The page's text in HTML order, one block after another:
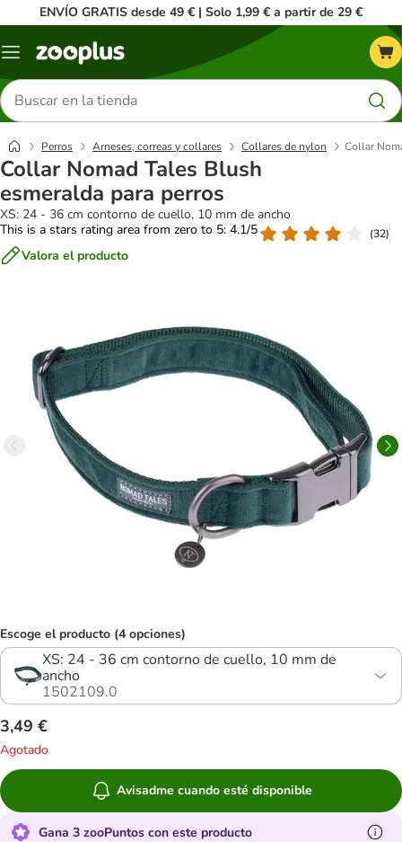
ENVÍO GRATIS desde 49 € | Solo 1,99 € a partir de 29 €
Menú
Buscar
productos
Perros Arneses, correas y collares Collares de nylon Collar
Collar Nomad Tales Blush
esmeralda para perros
XS: 24 - 36 cm contorno de cuello, 10 mm de ancho
This is a stars rating area from zero to 5: 4.1/5
(32)
Valora el producto
Escoge el producto (4 opciones)
XS: 24 - 36 cm contorno de cuello, 10 mm de
ancho
1502109.0
3,49 €
Agotado
Avisadme cuando esté disponible
Gana 3 zooPuntos con este producto